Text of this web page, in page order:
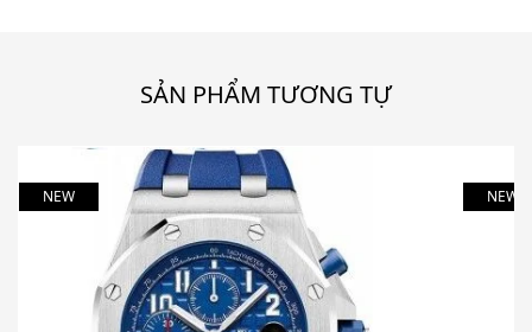
SẢN PHẨM TƯƠNG TỰ
NEW NEW